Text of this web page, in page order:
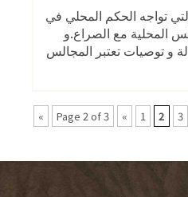
تواجه الحكم المحلي في
المحلية مع الصراع.و
و توصيات تعتبر المجالس
Page 2 of 3 « 1 2 3
»